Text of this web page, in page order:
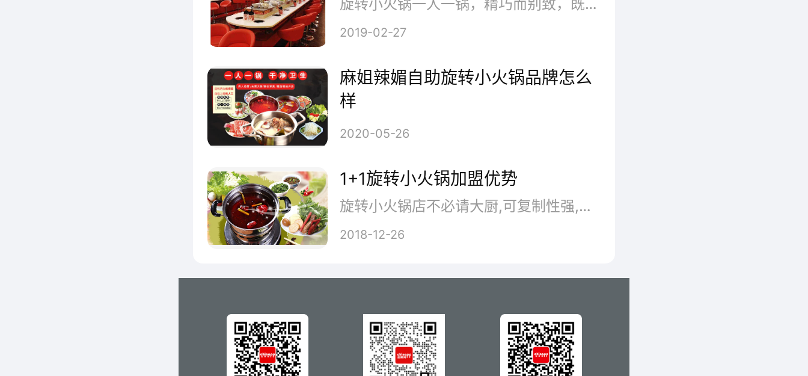
百度，搜狐，网易，新浪，腾讯做网络全覆盖
广告，2013年，公司还将投入大量资金，在平
牌形象，广度撒网，深度渗秀。
2.沐伐拥有对加盟店完善的管理体系。为
了保证销售活动能够正常展开，公司内部倾注
大量的人力、财力、物力、信息等对加盟伙伴
的服务。
旋转小火锅一人一锅，精巧而别致，既不失热闹的氛围，食尚客旋转小火锅更具独特的时尚与现代文化优势。回转自选，崇尚简单与自由。从制作到消费的全过程都透着一股浓浓的文化气息，食尚客旋转小火锅持续满足了不同消费层次的个性化需求，因而拥有数以亿计忠实的簇拥者，上演着一轮又一轮等位成群的热闹场景，成为都市街头最炫的时尚风景线，是创业的首选。
2019-02-27
麻姐辣媚自助旋转小火锅品牌怎么
样
2020-05-26
1+1旋转小火锅加盟优势
旋转小火锅店不必请大厨,可复制性强,成为众多创业者开店的理想项目。想开一家1+1旋转小火锅加盟总部加盟店不知道选择哪个好？我们成立于2009年，至今已经在火锅行业拥有八年的发展经验，不管是口感还是服务，都得到了消费者和市场的验证，如今已经在全国拓展了上千家加盟店。
2018-12-26